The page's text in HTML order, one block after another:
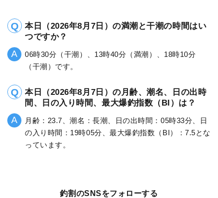
本日（2026年8月7日）の満潮と干潮の時間はい
つですか？
06時30分（干潮）、13時40分（満潮）、18時10分
（干潮）です。
本日（2026年8月7日）の月齢、潮名、日の出時
間、日の入り時間、最大爆釣指数（BI）は？
月齢：23.7、潮名：長潮、日の出時間：05時33分、日
の入り時間：19時05分、最大爆釣指数（BI）：7.5とな
っています。
釣割のSNSをフォローする